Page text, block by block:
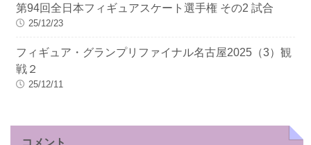
第94回全日本フィギュアスケート選手権 その2 試合
25/12/23
フィギュア・グランプリファイナル名古屋2025（3）観
戦２
25/12/11
コメント